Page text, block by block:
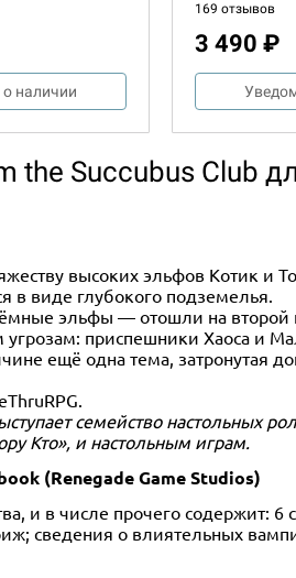
наличии
169 отзывов
3 490 ₽
the Succubus Club
высоких эльфов Котик и
в виде глубокого подземелья.
эльфы — отошли на второй
угрозам: приспешники Хаоса и
ещё одна тема, затронутая
семейство настольных
Кто», и настольным играм.
(Renegade Game Studios)
и в числе прочего содержит: 6
сведения о влиятельных